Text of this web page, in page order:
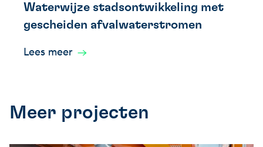
Waterwijze stadsontwikkeling met
gescheiden afvalwaterstromen
Lees meer
Meer projecten